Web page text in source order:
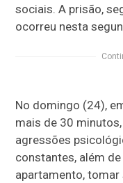
sociais. A prisão,
ocorreu nesta
No domingo (24),
mais de 30
agressões
constantes, além
apartamento,